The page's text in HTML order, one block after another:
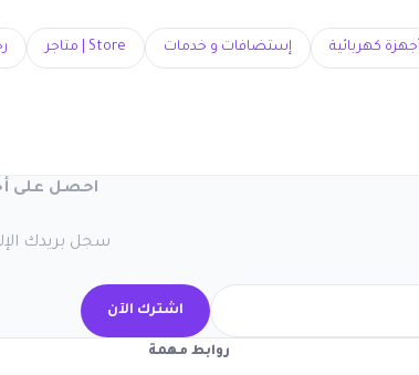
كهربائية إستضافات و خدمات Store | متاجر
احصل على
سجل بريدك
اشترك الآن
روابط مهمة